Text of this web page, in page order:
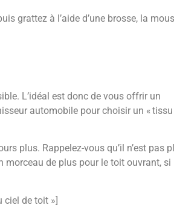
grattez à l’aide d’une brosse, la
L’idéal est donc de vous offrir un
automobile pour choisir un « tissu
plus. Rappelez-vous qu’il n’est pas
morceau de plus pour le toit ouvrant, si
ciel de toit »]